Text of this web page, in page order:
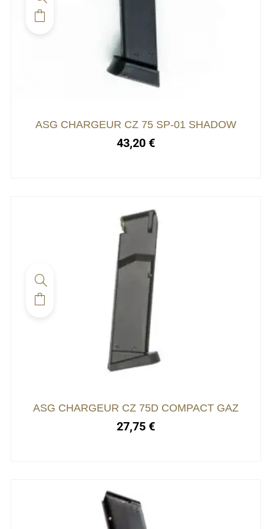
ASG CHARGEUR CZ 75 SP-01 SHADOW
43,20 €
ASG CHARGEUR CZ 75D COMPACT GAZ
27,75 €